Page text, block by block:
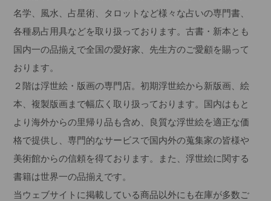
名学、風水、占星術、タロットなど様々な占いの専門書、
各種易占用具などを取り扱っております。古書・新本とも
国内一の品揃えで全国の愛好家、先生方のご愛顧を賜って
おります。
２階は浮世絵・版画の専門店。初期浮世絵から新版画、絵
本、複製版画まで幅広く取り扱っております。国内はもと
より海外からの里帰り品も含め、良質な浮世絵を適正な価
格で提供し、専門的なサービスで国内外の蒐集家の皆様や
美術館からの信頼を得ております。また、浮世絵に関する
書籍は世界一の品揃えです。
当ウェブサイトに掲載している商品以外にも在庫が多数ご